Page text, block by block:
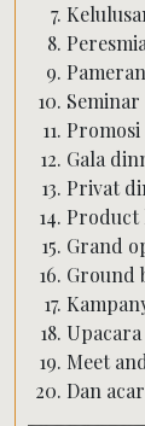
Pameran
Seminar
Promosi
Gala
Privat
Product
Grand
Ground
Upacara
Meet
Dan